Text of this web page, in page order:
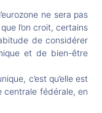
ne sera pas
l’on croit, certains
de considérer
et de bien-être
c’est qu’elle est
centrale fédérale, en